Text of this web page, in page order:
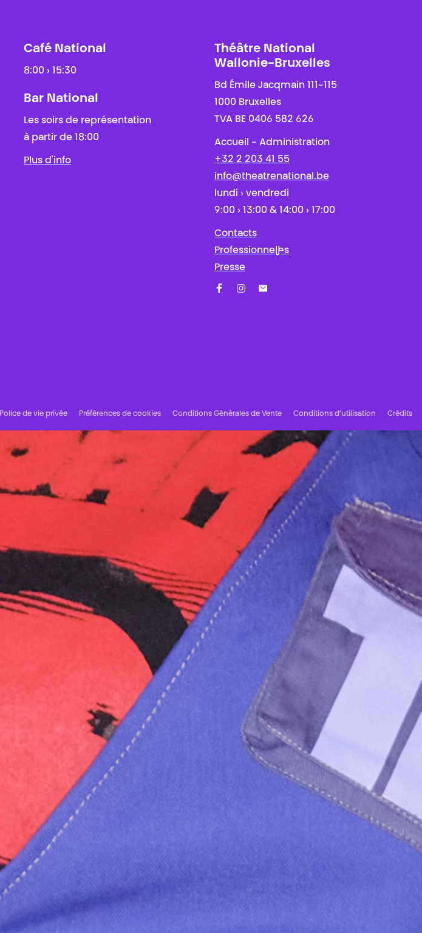
Café National
8:00 › 15:30
Bar National
Les soirs de représentation
à partir de 18:00
Plus d'info
Théâtre National
Wallonie-Bruxelles
Bd Émile Jacqmain 111-115
1000 Bruxelles
TVA BE 0406 582 626
Accueil - Administration
+32 2 203 41 55
info@theatrenational.be
lundi › vendredi
9:00 › 13:00 & 14:00 › 17:00
Contacts
Professionnel·les
Presse
Police de vie privée Préférences de cookies Conditions Générales de Vente Conditions d’utilisation Crédits